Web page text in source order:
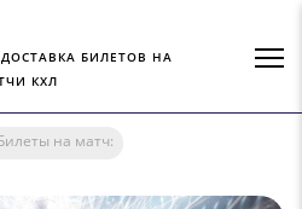
БИЛЕТОВ НА
КХЛ
на матч: